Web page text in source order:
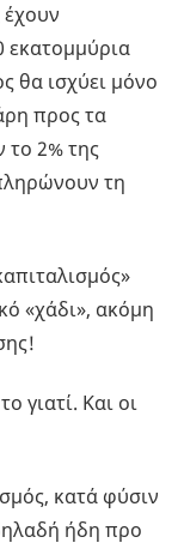
θα ισχύει μόνο
προς τα
2% της
τη
«χάδι», ακόμη
γιατί. Και οι
κατά φύσιν
ήδη προ